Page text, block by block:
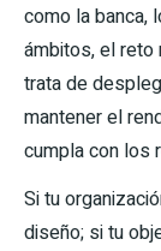
como la banca,
ámbitos, el
trata de
mantener el
cumpla con los
Si tu
diseño; si tu